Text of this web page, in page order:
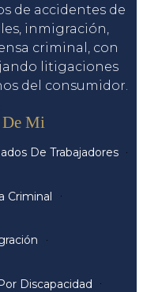
de accidentes de
inmigración,
criminal, con
litigaciones
del consumidor.
De Mi
De Trabajadores
Criminal
Discapacidad